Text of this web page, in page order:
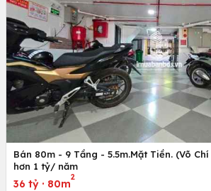
Bán 80m - 9 Tầng - 5.5m.Mặt Tiền. (Võ
hơn 1 tỷ/ năm
36 tỷ · 80m
2